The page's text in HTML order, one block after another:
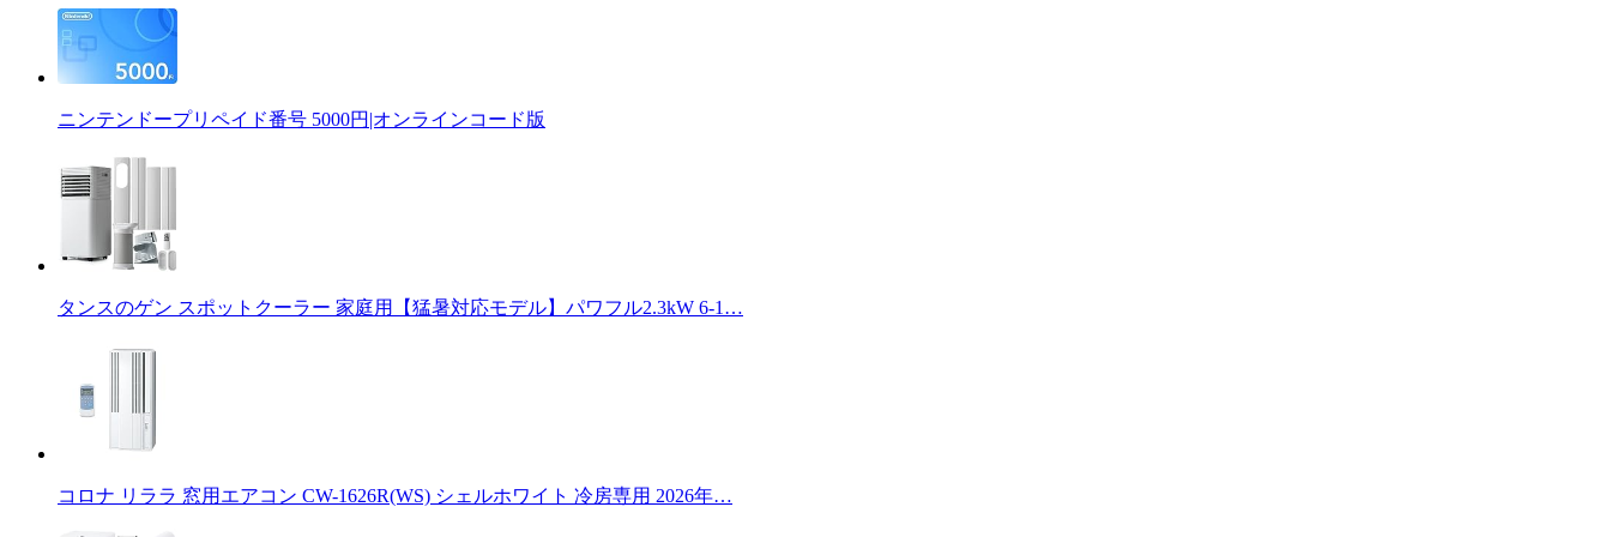
ニンテンドープリペイド番号 5000円|オンラインコード版
タンスのゲン スポットクーラー 家庭用【猛暑対応モデル】パワフル2.3kW 6-1…
コロナ リララ 窓用エアコン CW-1626R(WS) シェルホワイト 冷房専用 2026年…